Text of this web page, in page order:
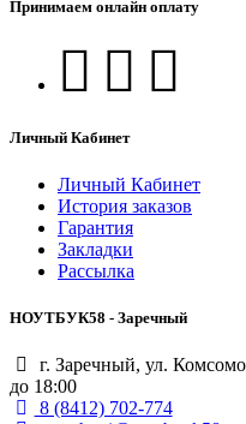
Принимаем онлайн оплату
Личный Кабинет
Личный Кабинет
История заказов
Гарантия
Закладки
Рассылка
НОУТБУК58 - Заречный
г. Заречный, ул.
до 18:00
8 (8412) 702-774